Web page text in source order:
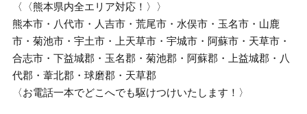
〈〈熊本県内全エリア対応！〉〉
熊本市・八代市・人吉市・荒尾市・水俣市・玉名市・山鹿
市・菊池市・宇土市・上天草市・宇城市・阿蘇市・天草市・
合志市・下益城郡・玉名郡・菊池郡・阿蘇郡・上益城郡・八
代郡・葦北郡・球磨郡・天草郡
〈お電話一本でどこへでも駆けつけいたします！〉